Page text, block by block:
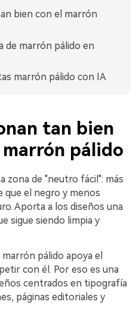
bien con el marrón
de marrón pálido en
marrón pálido con IA
tan bien
marrón pálido
zona de "neutro fácil": más
que el negro y menos
Aporta a los diseños una
sigue siendo limpia y
pálido apoya el
con él. Por eso es una
centrados en tipografía
páginas editoriales y